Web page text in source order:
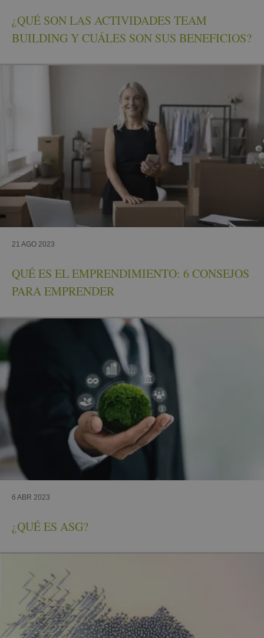
¿QUÉ SON LAS ACTIVIDADES TEAM
BUILDING Y CUÁLES SON SUS BENEFICIOS?
21 AGO 2023
QUÉ ES EL EMPRENDIMIENTO: 6 CONSEJOS
PARA EMPRENDER
6 ABR 2023
¿QUÉ ES ASG?